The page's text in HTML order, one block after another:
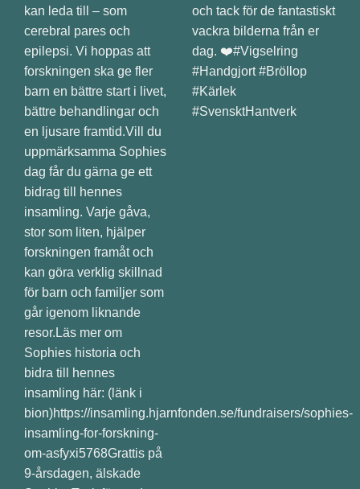
och tack för de fantastiskt
vackra bilderna från er
dag. ❤️#Vigselring
#Handgjort #Bröllop
#Kärlek
#SvensktHantverk